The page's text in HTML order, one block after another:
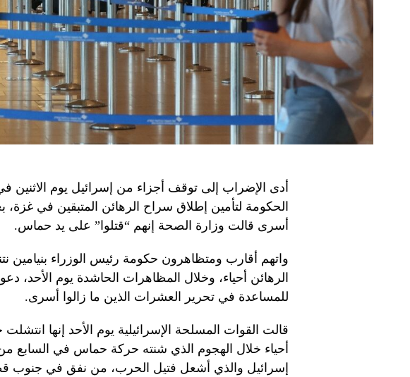
أدى الإضراب إلى توقف أجزاء من إسرائيل يوم الاثنين
الحكومة لتأمين إطلاق سراح الرهائن المتبقين في
أسرى قالت وزارة الصحة إنهم “قتلوا” على يد حماس.
واتهم أقارب ومتظاهرون حكومة رئيس الوزراء بنيامين
الرهائن أحياء، وخلال المظاهرات الحاشدة يوم الأحد،
للمساعدة في تحرير العشرات الذين ما زالوا أسرى.
قالت القوات المسلحة الإسرائيلية يوم الأحد إنها
أحياء خلال الهجوم الذي شنته حركة حماس في السابع
إسرائيل والذي أشعل فتيل الحرب، من نفق في جنوب